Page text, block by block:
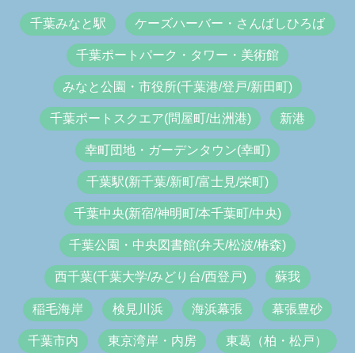
千葉みなと駅 ケーズハーバー・さんばしひろば
千葉ポートパーク・タワー・美術館
みなと公園・市役所(千葉港/登戸/新田町)
千葉ポートスクエア(問屋町/出洲港) 新港
幸町団地・ガーデンタウン(幸町)
千葉駅(新千葉/新町/富士見/栄町)
千葉中央(新宿/神明町/本千葉町/中央)
千葉公園・中央図書館(弁天/松波/椿森)
西千葉(千葉大学/みどり台/西登戸) 蘇我
稲毛海岸 検見川浜 海浜幕張 幕張豊砂
千葉市内 東京湾岸・内房 東葛（柏・松戸）